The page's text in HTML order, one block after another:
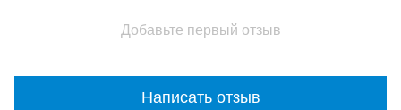
Добавьте первый отзыв
Написать отзыв